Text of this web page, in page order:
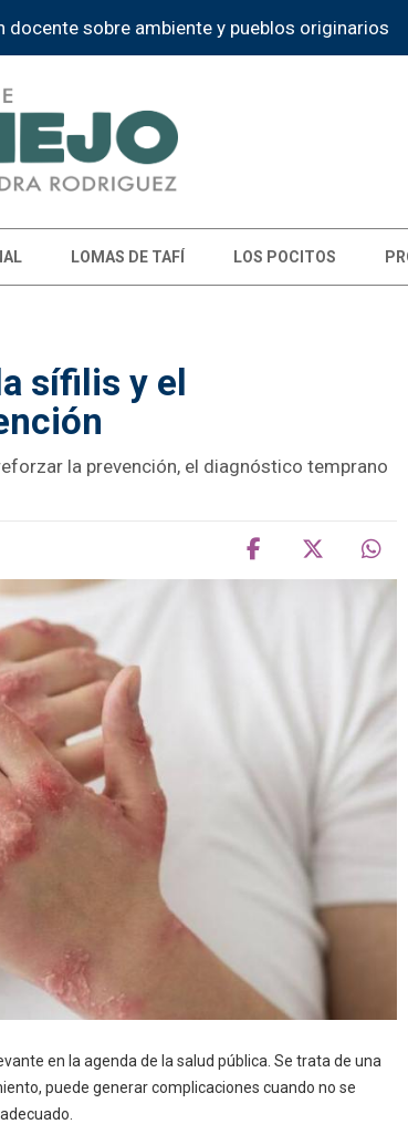
docente sobre ambiente y pueblos originarios
LOMAS DE TAFÍ LOS POCITOS
sífilis y el
la prevención, el diagnóstico temprano
en la agenda de la salud pública. Se trata de una
puede generar complicaciones cuando no se